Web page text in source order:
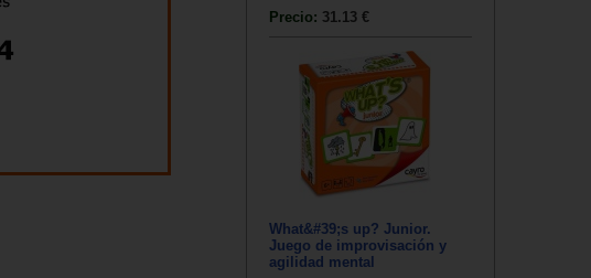
Precio: 31.13 €
What&#39;s up? Junior.
Juego de improvisación y
agilidad mental